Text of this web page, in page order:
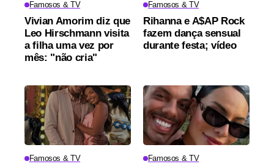
Famosos & TV
Vivian Amorim diz que
Leo Hirschmann visita
a filha uma vez por
mês: "não cria"
Famosos & TV
Rihanna e A$AP Rock
fazem dança sensual
durante festa; vídeo
Famosos & TV Famosos & TV